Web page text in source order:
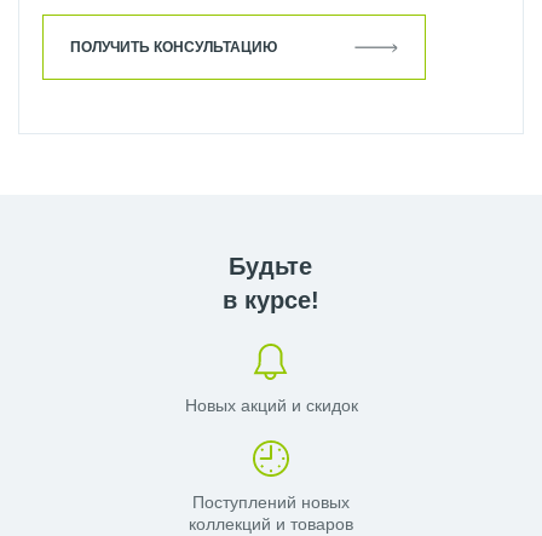
ПОЛУЧИТЬ КОНСУЛЬТАЦИЮ
Будьте
в курсе!
Новых акций и скидок
Поступлений новых
коллекций и товаров